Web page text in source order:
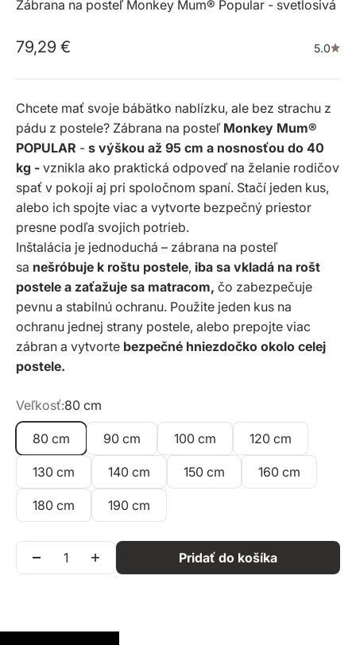
Zábrana na posteľ Monkey Mum® Popular - svetlosivá
Predajná cena
79,29 € 5.0
Chcete mať svoje bábätko nablízku, ale bez strachu z
pádu z postele? Zábrana na posteľ Monkey Mum®
POPULAR - s výškou až 95 cm a nosnosťou do 40
kg - vznikla ako praktická odpoveď na želanie rodičov
spať v pokoji aj pri spoločnom spaní. Stačí jeden kus,
alebo ich spojte viac a vytvorte bezpečný priestor
presne podľa svojich potrieb.
Inštalácia je jednoduchá – zábrana na posteľ
sa nešróbuje k roštu postele, iba sa vkladá na rošt
postele a zaťažuje sa matracom, čo zabezpečuje
pevnu a stabilnú ochranu. Použite jeden kus na
ochranu jednej strany postele, alebo prepojte viac
zábran a vytvorte bezpečné hniezdočko okolo celej
postele.
Veľkosť:80 cm
80 cm 90 cm 100 cm 120 cm
130 cm 140 cm 150 cm 160 cm
180 cm 190 cm
Pridať do košíka